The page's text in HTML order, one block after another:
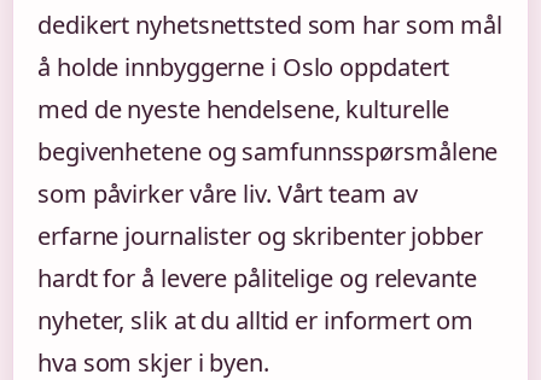
dedikert nyhetsnettsted som har som mål
å holde innbyggerne i Oslo oppdatert
med de nyeste hendelsene, kulturelle
begivenhetene og samfunnsspørsmålene
som påvirker våre liv. Vårt team av
erfarne journalister og skribenter jobber
hardt for å levere pålitelige og relevante
nyheter, slik at du alltid er informert om
hva som skjer i byen.